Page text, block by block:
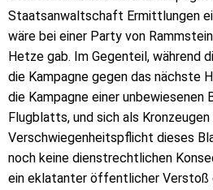
Staatsanwaltschaft Ermittlungen
wäre bei einer Party von
Hetze gab. Im Gegenteil,
die Kampagne gegen das nächste
die Kampagne einer unbewiesenen
Flugblatts, und sich als
Verschwiegenheitspflicht dieses
noch keine dienstrechtlichen
ein eklatanter öffentlicher Verstoß